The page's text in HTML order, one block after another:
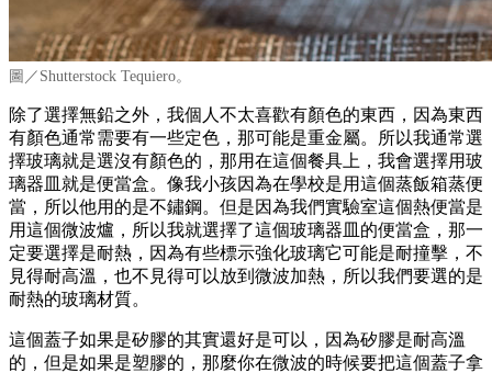
圖／Shutterstock Tequiero。
除了選擇無鉛之外，我個人不太喜歡有顏色的東西，因為東西
有顏色通常需要有一些定色，那可能是重金屬。所以我通常選
擇玻璃就是選沒有顏色的，那用在這個餐具上，我會選擇用玻
璃器皿就是便當盒。像我小孩因為在學校是用這個蒸飯箱蒸便
當，所以他用的是不鏽鋼。但是因為我們實驗室這個熱便當是
用這個微波爐，所以我就選擇了這個玻璃器皿的便當盒，那一
定要選擇是耐熱，因為有些標示強化玻璃它可能是耐撞擊，不
見得耐高溫，也不見得可以放到微波加熱，所以我們要選的是
耐熱的玻璃材質。
這個蓋子如果是矽膠的其實還好是可以，因為矽膠是耐高溫
的，但是如果是塑膠的，那麼你在微波的時候要把這個蓋子拿